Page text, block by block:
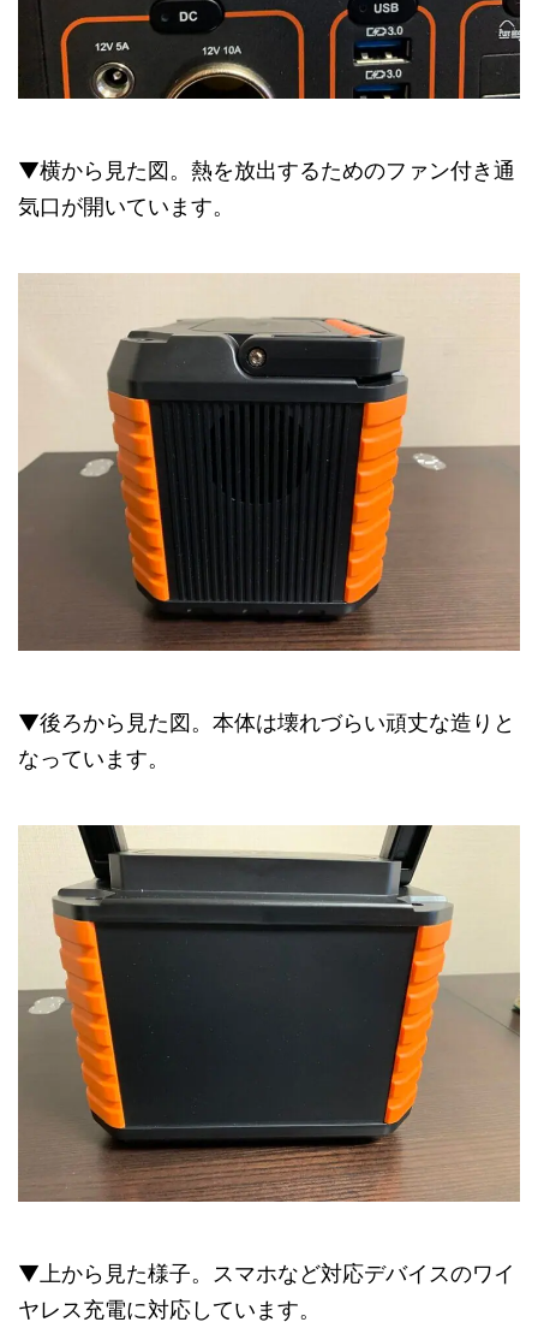
▼横から見た図。熱を放出するためのファン付き通
気口が開いています。
▼後ろから見た図。本体は壊れづらい頑丈な造りと
なっています。
▼上から見た様子。スマホなど対応デバイスのワイ
ヤレス充電に対応しています。